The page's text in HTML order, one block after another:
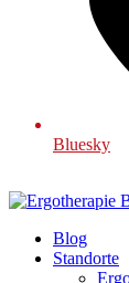
Bluesky
Blog
Standorte